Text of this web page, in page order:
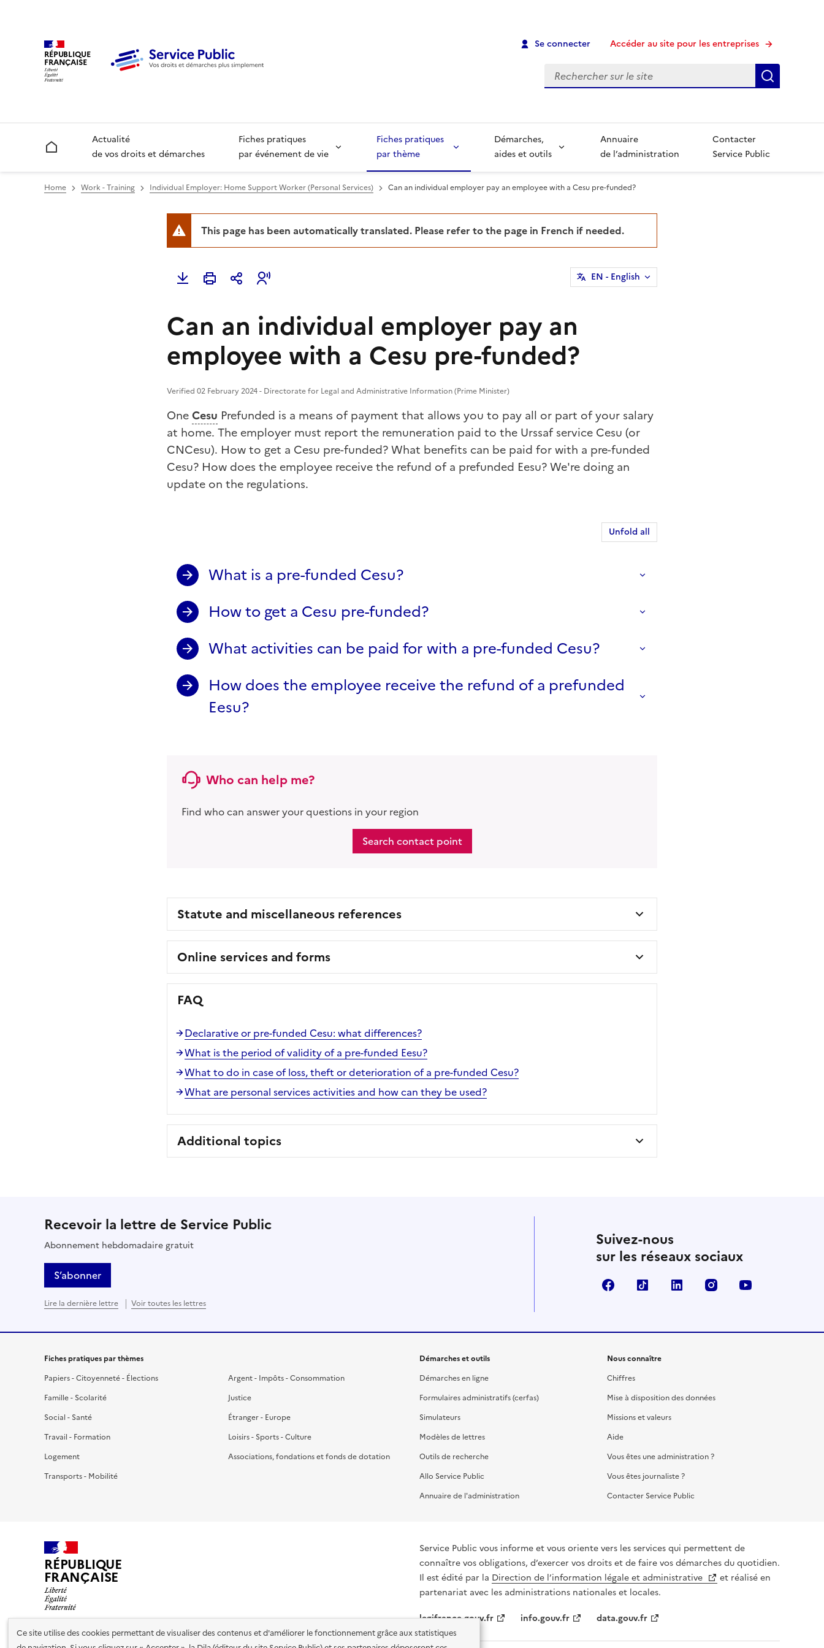
Ce site utilise des cookies permettant de visualiser des contenus et d'améliorer le fonctionnement grâce aux statistiques
RÉPUBLIQUE
FRANÇAISE
Se connecter Accéder au site pour les entreprises
Recherche
Accueil
Actualité
de vos droits et démarches
Fiches pratiques
par événement de vie
Fiches pratiques
par thème
Démarches,
aides et outils
Annuaire
de l’administration
Contacter
Service Public
Home Work - Training Individual Employer: Home Support Worker (Personal Services) Can an individual employer pay an employee with a Cesu pre-funded?
This page has been automatically translated. Please refer to the page in French if needed.
EN - English
Can an individual employer pay an
employee with a Cesu pre-funded?
Verified 02 February 2024 - Directorate for Legal and Administrative Information (Prime Minister)
OneCesu Prefunded is a means of payment that allows you to pay all or part of your salary
at home. The employer must report the remuneration paid to the Urssaf service Cesu (or
CNCesu). How to get a Cesu pre-funded? What benefits can be paid for with a pre-funded
Cesu? How does the employee receive the refund of a prefunded Eesu? We're doing an
update on the regulations.
Unfold all
What is a pre-funded Cesu?
How to get a Cesu pre-funded?
What activities can be paid for with a pre-funded Cesu?
How does the employee receive the refund of a prefunded
Eesu?
Who can help me?
Find who can answer your questions in your region
Search contact point
Statute and miscellaneous references
Online services and forms
FAQ
Declarative or pre-funded Cesu: what differences?
What is the period of validity of a pre-funded Eesu?
What to do in case of loss, theft or deterioration of a pre-funded Cesu?
What are personal services activities and how can they be used?
Additional topics
Recevoir la lettre de Service Public
Abonnement hebdomadaire gratuit
S’abonner
Lire la dernière lettre Voir toutes les lettres
Suivez-nous
sur les réseaux sociaux
FacebookTikTok LinkedIn Instagram
Fiches pratiques par thèmes
Papiers - Citoyenneté - Élections
Famille - Scolarité
Social - Santé
Travail - Formation
Logement
Transports - Mobilité
Argent - Impôts - Consommation
Justice
Étranger - Europe
Loisirs - Sports - Culture
Associations, fondations et fonds de dotation
Démarches et outils
Démarches en ligne
Formulaires administratifs (cerfas)
Simulateurs
Modèles de lettres
Outils de recherche
Allo Service Public
Annuaire de l'administration
Nous connaître
Chiffres
Mise à disposition des données
Missions et valeurs
Aide
Vous êtes une administration ?
Vous êtes journaliste ?
Contacter Service Public
RÉPUBLIQUE
FRANÇAISE
Service Public vous informe et vous oriente vers les services qui permettent de
connaître vos obligations, d’exercer vos droits et de faire vos démarches du quotidien.
Il est édité par la Direction de l’information légale et administrative
et réalisé en
partenariat avec les administrations nationales et locales.
legifrance.gouv.fr
info.gouv.fr data.gouv.fr